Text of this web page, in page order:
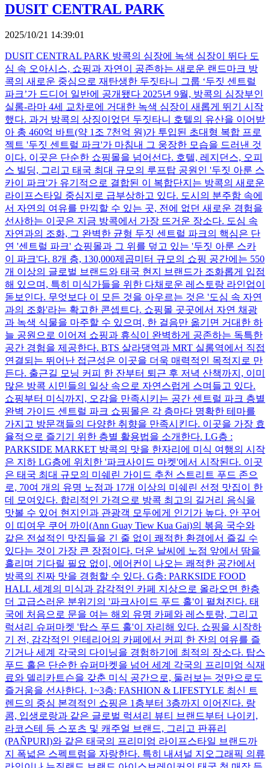
DUSIT CENTRAL PARK
2025/10/21 14:39:01
DUSIT CENTRAL PARK 방콕의 심장에 녹색 심장이 뛰다 도
심 속 오아시스, 쇼핑과 자연이 공존하는 새로운 랜드마크 방
콕의 새로운 중심으로 재탄생한 두짓타니 그룹 ‘두짓 센트럴
파크’가 드디어 일반에 공개됐다 2025년 9월, 방콕의 심장부인
실롬-라마 4세 교차로에 거대한 녹색 심장이 새롭게 뛰기 시작
했다. 과거 방콕의 상징이었던 두짓타니 호텔의 유산을 이어받
아 총 460억 바트(약 1조 7천억 원)가 투입된 초대형 복합 프로
젝트 '두짓 센트럴 파크'가 마침내 그 웅장한 모습을 드러낸 것
이다. 이곳은 단순한 쇼핑몰을 넘어선다. 호텔, 레지던스, 오피
스 빌딩, 그리고 태국 최대 규모의 루프탑 공원인 '두짓 아룬 스
카이 파크'가 유기적으로 결합된 이 복합단지는 방콕의 새로운
라이프스타일 중심지로 급부상하고 있다. 도시의 분주함 속에
서 자연의 여유를 만끽할 수 있는 곳, 전에 없던 새로운 경험을
선사하는 이곳은 지금 방콕에서 가장 뜨거운 장소다. 도심 속
자연과의 조화, 그 완벽한 균형 두짓 센트럴 파크의 핵심은 단
연 '센트럴 파크' 쇼핑몰과 그 위를 덮고 있는 '두짓 아룬 스카
이 파크'다. 8개 층, 130,000제곱미터 규모의 쇼핑 공간에는 550
개 이상의 글로벌 브랜드와 태국 현지 브랜드가 조화롭게 입점
해 있으며, 특히 미식가들을 위한 다채로운 레스토랑 라인업이
돋보인다. 무엇보다 이 모든 것을 아우르는 것은 '도심 속 자연
과의 조화'라는 확고한 콘셉트다. 쇼핑몰 곳곳에서 자연 채광
과 녹색 식물을 마주할 수 있으며, 한 걸음만 옮기면 거대한 하
늘 공원으로 이어져 쇼핑과 휴식이 완벽하게 공존하는 독특한
공간 경험을 제공한다. BTS 살라댕역과 MRT 실롬역에서 직접
연결되는 뛰어난 접근성은 이곳을 더욱 매력적인 목적지로 만
든다. 출근길 모닝 커피 한 잔부터 퇴근 후 저녁 산책까지, 이미
많은 방콕 시민들의 일상 속으로 자연스럽게 스며들고 있다.
쇼핑부터 미식까지, 오감을 만족시키는 공간 센트럴 파크 층별
완벽 가이드 센트럴 파크 쇼핑몰은 각 층마다 명확한 테마를
가지고 방문객들의 다양한 취향을 만족시킨다. 이곳을 가장 효
율적으로 즐기기 위한 층별 활용법을 소개한다. LG층 :
PARKSIDE MARKET 방콕의 맛을 한자리에 미식 여행의 시작
은 지하 LG층에 위치한 '파크사이드 마켓'에서 시작된다. 이곳
은 태국 최대 규모의 미쉐린 가이드 추천 스트리트 푸드 존으
로, 70여 개의 유명 노점과 17개 이상의 미쉐린 선정 맛집이 한
데 모여있다. 합리적인 가격으로 방콕 최고의 길거리 음식을
맛볼 수 있어 현지인과 관광객 모두에게 인기가 높다. 안 꾸어
이 띠여우 쿠어 까이(Ann Guay Tiew Kua Gai)의 볶음 국수와
같은 전설적인 맛집들을 긴 줄 없이 쾌적한 환경에서 즐길 수
있다는 것이 가장 큰 장점이다. 더운 날씨에 노점 앞에서 땀을
흘리며 기다릴 필요 없이, 에어컨이 나오는 쾌적한 공간에서
방콕의 진짜 맛을 경험할 수 있다. G층: PARKSIDE FOOD
HALL 세계의 미식과 감각적인 카페 지상으로 올라오면 한층
더 고급스러운 분위기의 '파크사이드 푸드 홀'이 펼쳐진다. 태
국에 처음으로 문을 여는 해외 유명 카페와 레스토랑, 그리고
럭셔리 슈퍼마켓 '탑스 푸드 홀'이 자리해 있다. 쇼핑을 시작하
기 전, 감각적인 인테리어의 카페에서 커피 한 잔의 여유를 즐
기거나 세계 각국의 다이닝을 경험하기에 최적의 장소다. 탑스
푸드 홀은 단순한 슈퍼마켓을 넘어 세계 각국의 프리미엄 식재
료와 델리카트슨을 갖춘 미식 공간으로, 둘러보는 것만으로도
즐거움을 선사한다. 1~3층: FASHION & LIFESTYLE 최신 트
렌드의 중심 본격적인 쇼핑은 1층부터 3층까지 이어진다. 랑
콤, 입생로랑과 같은 글로벌 럭셔리 뷰티 브랜드부터 나이키,
라코스테 등 스포츠 및 캐주얼 브랜드, 그리고 판퓨리
(PAÑPURI)와 같은 태국의 프리미엄 라이프스타일 브랜드까
지 폭넓은 스펙트럼을 자랑한다. 특히 내셔널 지오그래픽 의류